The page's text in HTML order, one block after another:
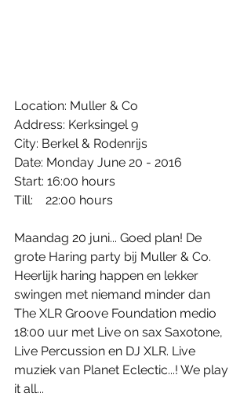
Location: Muller & Co
Address: Kerksingel 9
City: Berkel & Rodenrijs
Date: Monday June 20 - 2016
Start: 16:00 hours
Till:    22:00 hours
Maandag 20 juni... Goed plan! De
grote Haring party bij Muller & Co.
Heerlijk haring happen en lekker
swingen met niemand minder dan
The XLR Groove Foundation medio
18:00 uur met Live on sax Saxotone,
Live Percussion en DJ XLR. Live
muziek van Planet Eclectic...! We play
it all...